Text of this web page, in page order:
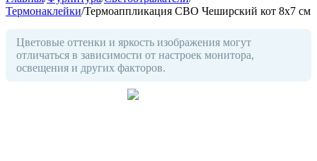
Термонаклейки/Термоаппликация СВО Чеширский кот 8х7 см
Цветовые оттенки и яркость изображения могут
отличаться в зависимости от настроек монитора,
освещения и других факторов.